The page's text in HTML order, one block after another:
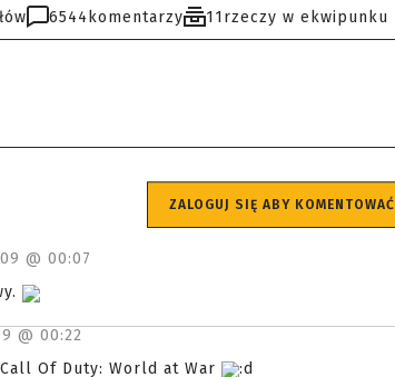
6544 komentarzy 11rzeczy w ekwipunku
ZALOGUJ SIĘ ABY KOMENTOWAĆ
@ 00:07
@ 00:22
Of Duty: World at War
:d